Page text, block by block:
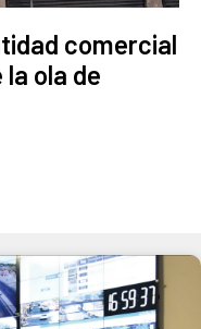
comercial
ola de